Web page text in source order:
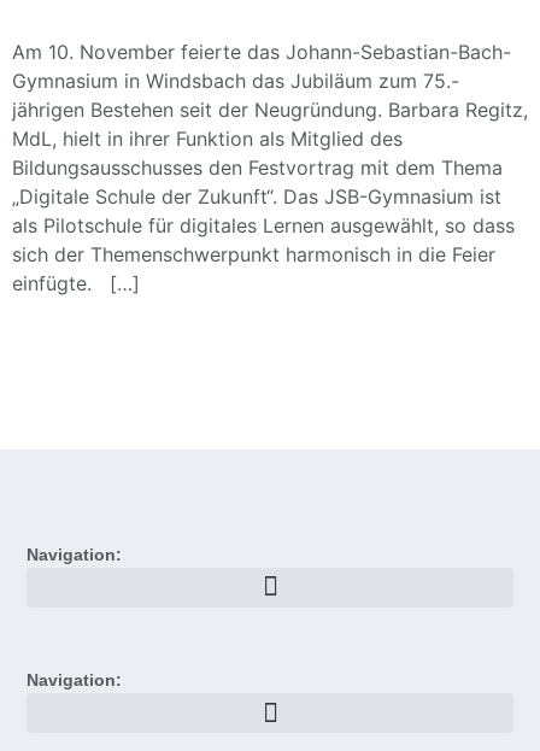
Am 10. November feierte das Johann-Sebastian-Bach-
Gymnasium in Windsbach das Jubiläum zum 75.-
jährigen Bestehen seit der Neugründung. Barbara Regitz,
MdL, hielt in ihrer Funktion als Mitglied des
Bildungsausschusses den Festvortrag mit dem Thema
„Digitale Schule der Zukunft“. Das JSB-Gymnasium ist
als Pilotschule für digitales Lernen ausgewählt, so dass
sich der Themenschwerpunkt harmonisch in die Feier
einfügte. […]
Navigation:
Navigation: